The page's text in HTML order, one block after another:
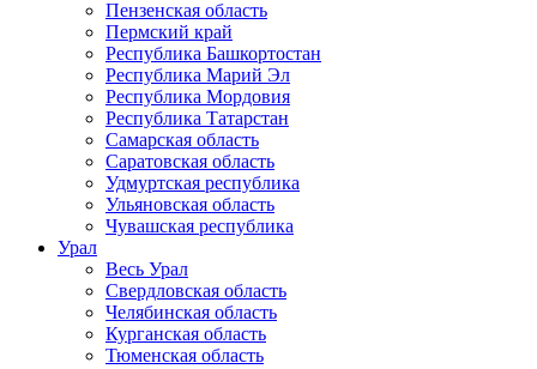
Пензенская область
Пермский край
Республика Башкортостан
Республика Марий Эл
Республика Мордовия
Республика Татарстан
Самарская область
Саратовская область
Удмуртская республика
Ульяновская область
Чувашская республика
Урал
Весь Урал
Свердловская область
Челябинская область
Курганская область
Тюменская область